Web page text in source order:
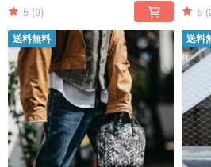
5 (9) 5
送料無料 送料